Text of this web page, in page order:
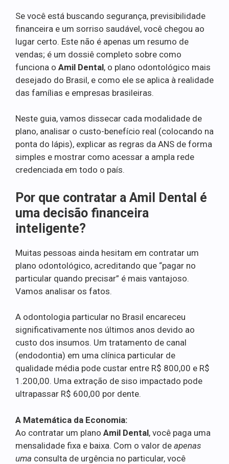
Se você está buscando segurança, previsibilidade
financeira e um sorriso saudável, você chegou ao
lugar certo. Este não é apenas um resumo de
vendas; é um dossiê completo sobre como
funciona o Amil Dental, o plano odontológico mais
desejado do Brasil, e como ele se aplica à realidade
das famílias e empresas brasileiras.
Neste guia, vamos dissecar cada modalidade de
plano, analisar o custo-benefício real (colocando na
ponta do lápis), explicar as regras da ANS de forma
simples e mostrar como acessar a ampla rede
credenciada em todo o país.
Por que contratar a Amil Dental é
uma decisão financeira
inteligente?
Muitas pessoas ainda hesitam em contratar um
plano odontológico, acreditando que “pagar no
particular quando precisar” é mais vantajoso.
Vamos analisar os fatos.
A odontologia particular no Brasil encareceu
significativamente nos últimos anos devido ao
custo dos insumos. Um tratamento de canal
(endodontia) em uma clínica particular de
qualidade média pode custar entre R$ 800,00 e R$
1.200,00. Uma extração de siso impactado pode
ultrapassar R$ 600,00 por dente.
A Matemática da Economia:
Ao contratar um plano Amil Dental, você paga uma
mensalidade fixa e baixa. Com o valor de apenas
uma consulta de urgência no particular, você